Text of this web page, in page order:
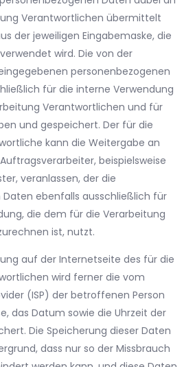
Verantwortlichen übermittelt
der jeweiligen Eingabemaske, die
wird. Die von der
personenbezogenen
für die interne Verwendung
Verantwortlichen und für
und gespeichert. Der für die
kann die Weitergabe an
beispielsweise
veranlassen, der die
ebenfalls ausschließlich für
die dem für die Verarbeitung
ist, nutzt.
auf der Internetseite des für die
wird ferner die vom
(ISP) der betroffenen Person
das Datum sowie die Uhrzeit der
Die Speicherung dieser Daten
dass nur so der Missbrauch